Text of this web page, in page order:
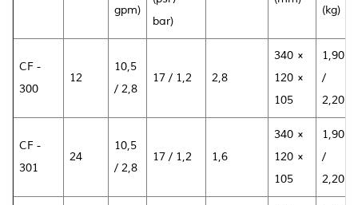
gpm)
bar)
(kg)
CF -
300
12
10,5
/ 2,8
17 / 1,2 2,8
340 ×
120 ×
105
1,90
/
2,20
CF -
301
24
10,5
/ 2,8
17 / 1,2 1,6
340 ×
120 ×
105
1,90
/
2,20